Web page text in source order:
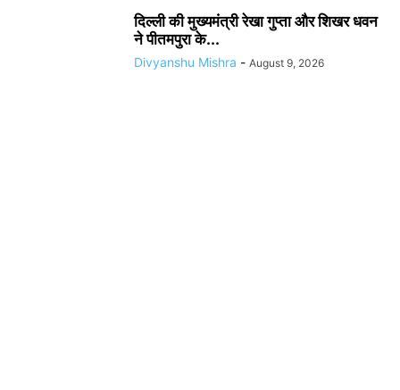
दिल्ली की मुख्यमंत्री रेखा गुप्ता और शिखर धवन
ने पीतमपुरा के...
Divyanshu Mishra - August 9, 2026